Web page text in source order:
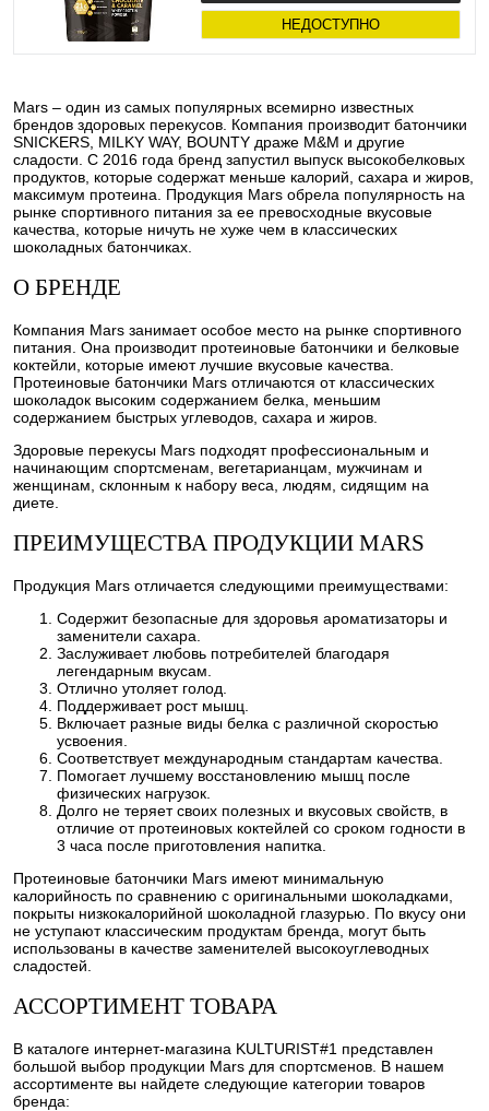
НЕДОСТУПНО
Mars – один из самых популярных всемирно известных
брендов здоровых перекусов. Компания производит батончики
SNICKERS, MILKY WAY, BOUNTY драже M&M и другие
сладости. С 2016 года бренд запустил выпуск высокобелковых
продуктов, которые содержат меньше калорий, сахара и жиров,
максимум протеина. Продукция Mars обрела популярность на
рынке спортивного питания за ее превосходные вкусовые
качества, которые ничуть не хуже чем в классических
шоколадных батончиках.
О БРЕНДЕ
Компания Mars занимает особое место на рынке спортивного
питания. Она производит протеиновые батончики и белковые
коктейли, которые имеют лучшие вкусовые качества.
Протеиновые батончики Mars отличаются от классических
шоколадок высоким содержанием белка, меньшим
содержанием быстрых углеводов, сахара и жиров.
Здоровые перекусы Mars подходят профессиональным и
начинающим спортсменам, вегетарианцам, мужчинам и
женщинам, склонным к набору веса, людям, сидящим на
диете.
ПРЕИМУЩЕСТВА ПРОДУКЦИИ MARS
Продукция Mars отличается следующими преимуществами:
Содержит безопасные для здоровья ароматизаторы и
заменители сахара.
Заслуживает любовь потребителей благодаря
легендарным вкусам.
Отлично утоляет голод.
Поддерживает рост мышц.
Включает разные виды белка с различной скоростью
усвоения.
Соответствует международным стандартам качества.
Помогает лучшему восстановлению мышц после
физических нагрузок.
Долго не теряет своих полезных и вкусовых свойств, в
отличие от протеиновых коктейлей со сроком годности в
3 часа после приготовления напитка.
Протеиновые батончики Mars имеют минимальную
калорийность по сравнению с оригинальными шоколадками,
покрыты низкокалорийной шоколадной глазурью. По вкусу они
не уступают классическим продуктам бренда, могут быть
использованы в качестве заменителей высокоуглеводных
сладостей.
АССОРТИМЕНТ ТОВАРА
В каталоге интернет-магазина KULTURIST#1 представлен
большой выбор продукции Mars для спортсменов. В нашем
ассортименте вы найдете следующие категории товаров
бренда: